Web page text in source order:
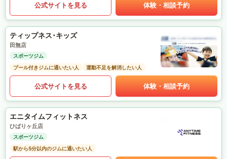
公式サイトを見る 体験・相談予約
ティップネス･キッズ
田無店
スポーツジム
プール付きジムに通いたい人
運動不足を解消したい人
公式サイトを見る 体験・相談予約
エニタイムフィットネス
ひばりヶ丘店
スポーツジム
駅から5分以内のジムに通いたい人